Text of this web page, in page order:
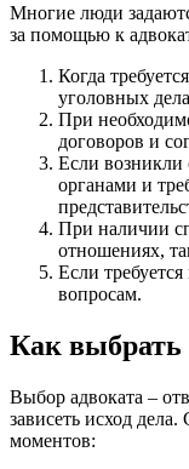
Многие люди
за помощью к
Когда
уголовных
При
договоров и
Если возникли
органами и
При наличии
отношениях,
Если
вопросам.
Как выбрать
Выбор адвоката –
зависеть исход
моментов: